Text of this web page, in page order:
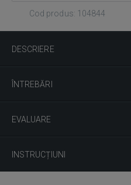
Cod produs: 104844
DESCRIERE
ÎNTREBĂRI
EVALUARE
INSTRUCȚIUNI